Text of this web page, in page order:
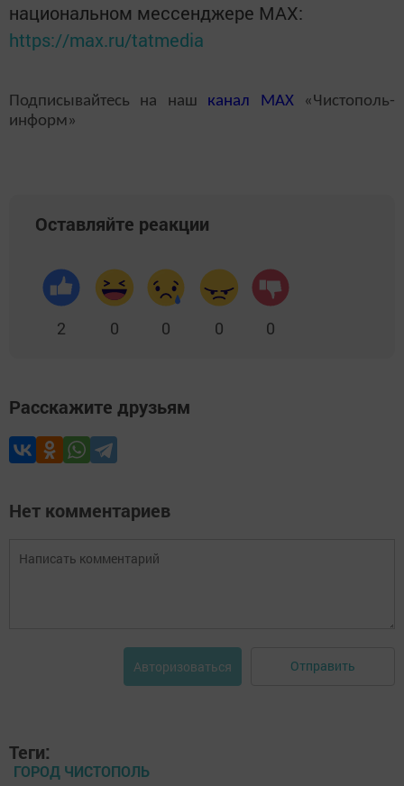
национальном мессенджере MАХ:
https://max.ru/tatmedia
Подписывайтесь на наш канал MAX«Чистополь-
информ»
Оставляйте реакции
2 0 0 0 0
Расскажите друзьям
Нет комментариев
Авторизоваться Отправить
Теги:
ГОРОД ЧИСТОПОЛЬ